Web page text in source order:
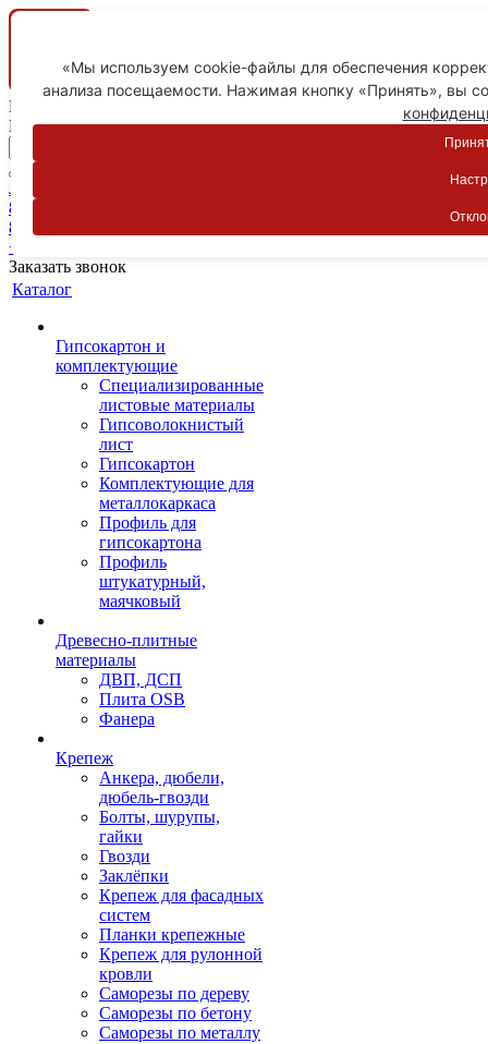
Ваш город
Пятигорск
Личный кабинет
8-800-775-59-89
8-800-775-59-89
+7 918 754-83-77
Заказать звонок
Каталог
Гипсокартон и
комплектующие
Специализированные
листовые материалы
Гипсоволокнистый
лист
Гипсокартон
Комплектующие для
металлокаркаса
Профиль для
гипсокартона
Профиль
штукатурный,
маячковый
Древесно-плитные
материалы
ДВП, ДСП
Плита OSB
Фанера
Крепеж
Анкера, дюбели,
дюбель-гвозди
Болты, шурупы,
гайки
Гвозди
Заклёпки
Крепеж для фасадных
систем
Планки крепежные
Крепеж для рулонной
кровли
Саморезы по дереву
Саморезы по бетону
Саморезы по металлу
«Мы используем cookie-файлы для обеспечения
анализа посещаемости. Нажимая кнопку «Принять», вы